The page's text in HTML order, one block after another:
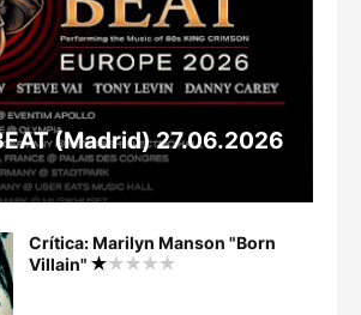
(Madrid) 27.06.2026
Crítica: Marilyn Manson "Born
Villain"